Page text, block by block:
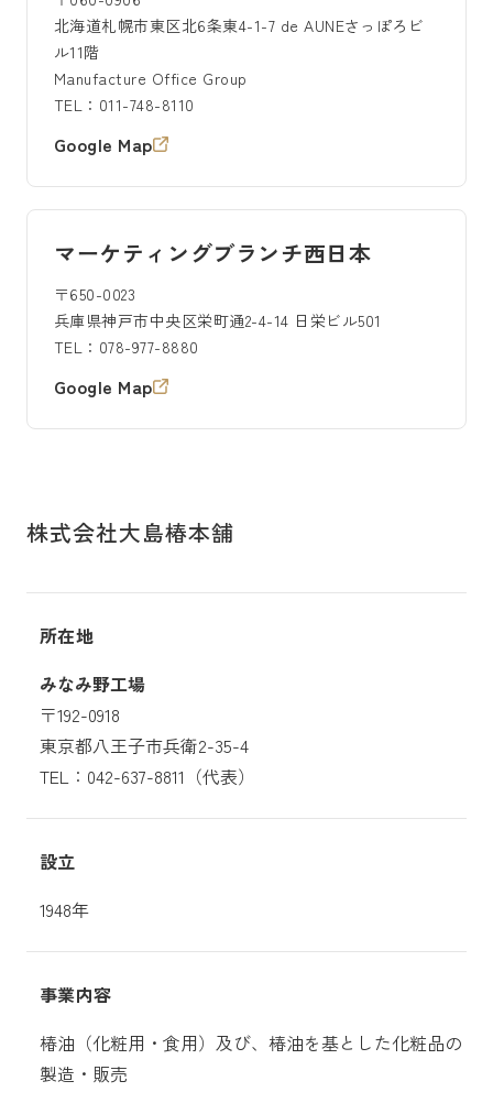
北海道札幌市東区北6条東4-1-7 de AUNEさっぽろビ
ル11階
Manufacture Office Group
TEL：011-748-8110
Google Map
マーケティングブランチ西日本
〒650-0023
兵庫県神戸市中央区栄町通2-4-14 日栄ビル501
TEL：078-977-8880
Google Map
株式会社大島椿本舗
所在地
みなみ野工場
〒192-0918
東京都八王子市兵衛2-35-4
TEL：042-637-8811（代表）
設立
1948年
事業内容
椿油（化粧用・食用）及び、椿油を基とした化粧品の
製造・販売